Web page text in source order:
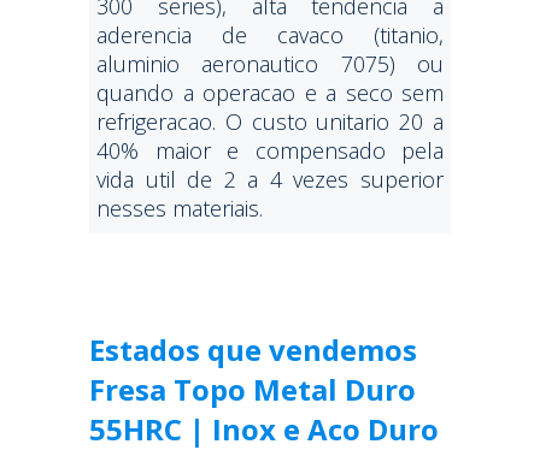
300 series), alta tendencia a
aderencia de cavaco (titanio,
aluminio aeronautico 7075) ou
quando a operacao e a seco sem
refrigeracao. O custo unitario 20 a
40% maior e compensado pela
vida util de 2 a 4 vezes superior
nesses materiais.
Estados que vendemos
Fresa Topo Metal Duro
55HRC | Inox e Aco Duro